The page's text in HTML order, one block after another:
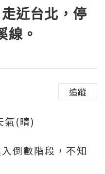
近台北，停
線。
追蹤
(晴)
倒數階段，不知